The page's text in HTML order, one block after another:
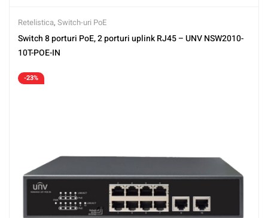
Retelistica, Switch-uri PoE
Switch 8 porturi PoE, 2 porturi uplink RJ45 – UNV NSW2010-
10T-POE-IN
-23%